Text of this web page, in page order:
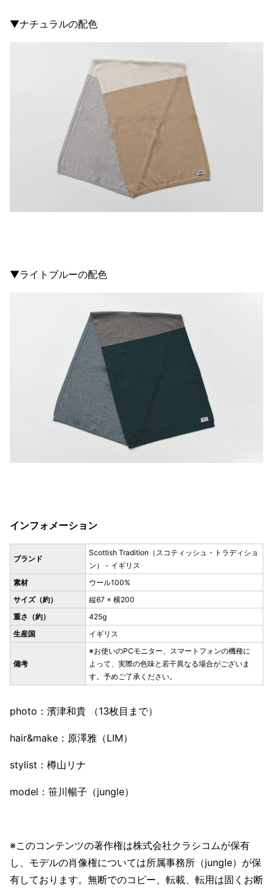
▼ナチュラルの配色
▼ライトブルーの配色
インフォメーション
ブランド
Scottish Tradition（スコティッシュ・トラディショ
ン） - イギリス
素材
ウール100%
サイズ（約）
縦67 × 横200
重さ（約）
425g
生産国
イギリス
備考
※お使いのPCモニター、スマートフォンの機種に
よって、実際の色味と若干異なる場合がございま
す。予めご了承ください。
photo：濱津和貴 （13枚目まで）
hair&make：原澤雅（LIM）
stylist：樽山リナ
model：笹川暢子（jungle）
※このコンテンツの著作権は株式会社クラシコムが保有
し、モデルの肖像権については所属事務所（jungle）が保
有しております。無断でのコピー、転載、転用は固くお断